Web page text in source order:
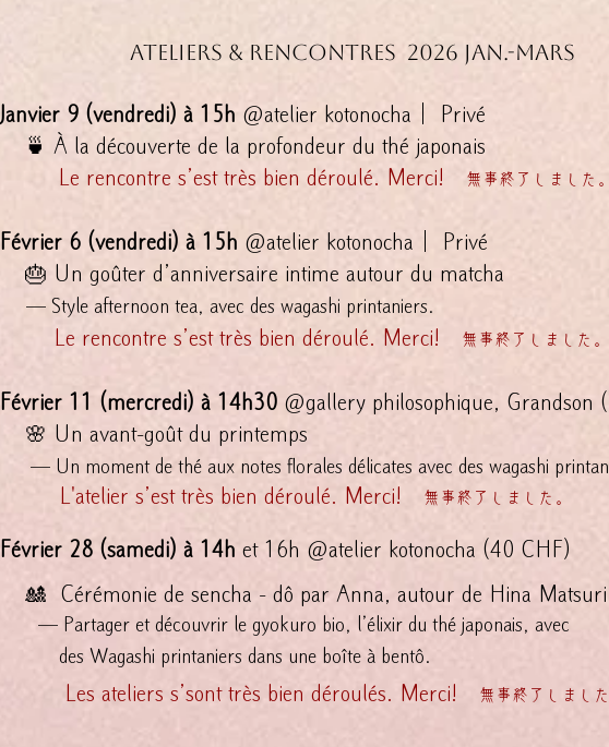
Ateliers & rencontres 2026 jan.-mars
Janvier 9 (vendredi) à 15h @atelier kotonocha｜ Privé
🍵 À la découverte de la profondeur du thé japonais
Le rencontre s’est très bien déroulé. Merci!
無事終了しました。
Février 6 (vendredi) à 15h @atelier kotonocha｜ Privé
🎂 Un goûter d’anniversaire intime autour du matcha
— Style afternoon tea, avec des wagashi printaniers.
Le rencontre s’est très bien déroulé. Merci! 無事終了しました。
Février 11 (mercredi) à 14h30 @gallery philosophique, Grandson
🌸 Un avant-goût du printemps
— Un moment de thé aux notes florales délicates avec des wagashi
L'atelier s’est très bien déroulé. Merci! 無事終了しました。
Février 28 (samedi) à 14h et 16h @atelier kotonocha (40 CHF)
🎎 Cérémonie de sencha - dô par Anna, autour de Hina Matsuri
— Partager et découvrir le gyokuro bio, l’élixir du thé japonais, avec
des Wagashi printaniers dans une boîte à bentô.
Les ateliers s’sont très bien déroulés. Merci!​ 無事終了しました